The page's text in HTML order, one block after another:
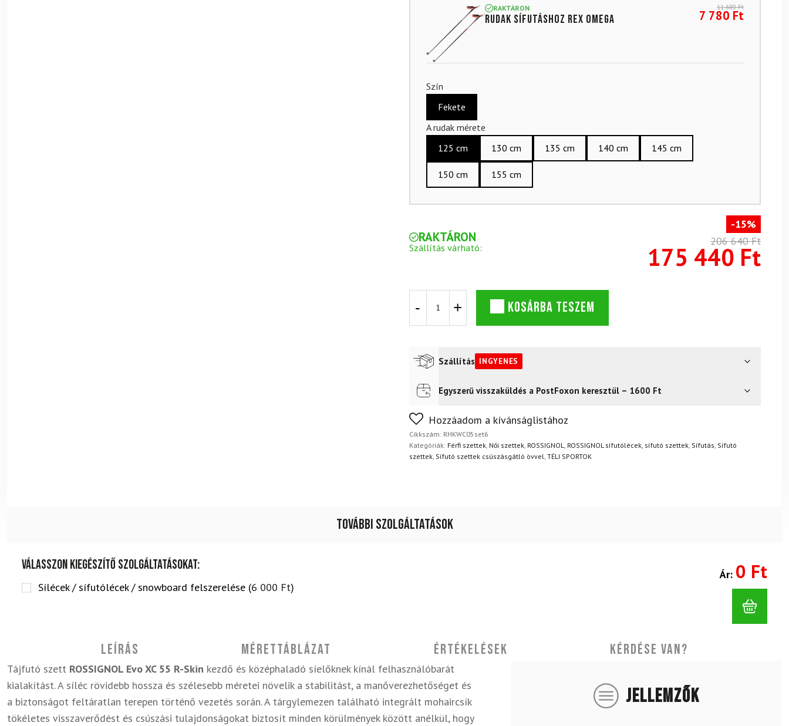
RAKTÁRON
Rudak sífutáshoz REX Omega
11 680Ft
7 780 Ft
Szín
Fekete
A rudak mérete
125 cm
130 cm 135 cm 140 cm 145 cm
150 cm 155 cm
RAKTÁRON
Szállítás várható:
-15%
206 640 Ft
175 440 Ft
szett
kötéssel
ROSSIGNOL
X-
6
SC
cipő
KOSÁRBA TESZEM
Szállítás INGYENES
Futár a címreIngyenes
Egyszerű visszaküldés a PostFoxon keresztül – 1600 Ft
Nem biztos a választásában? Semmi gond – a terméket egyszerűen visszaküldheti 14
napon belül, indoklás nélkül.
Hozzáadom a kívánságlistához
Cikkszám: RHKWC05set6
Kategóriák: Férfi szettek, Női szettek, ROSSIGNOL ROSSIGNOL sífutólécek, sífutó szettek, Sífutás Sífutó
szettek, Sífutó szettek csúszásgátló övvel TÉLI SPORTOK
További szolgáltatások
Válasszon kiegészítő szolgáltatásokat:
Sílécek / sífutólécek / snowboard felszerelése (6 000 Ft)
Ár: 0 Ft
Leírás Mérettáblázat Értékelések Kérdése van?
Tájfutó szett ROSSIGNOL Evo XC 55 R-Skin kezdő és középhaladó síelőknek kínál felhasználóbarát
kialakítást. A síléc rövidebb hossza és szélesebb méretei növelik a stabilitást, a manőverezhetőséget és
a biztonságot feltáratlan terepen történő vezetés során. A tárgylemezen található integrált mohaircsík
tökéletes visszaverődést és csúszási tulajdonságokat biztosít minden körülmények között anélkül, hogy
JELLEMZŐK